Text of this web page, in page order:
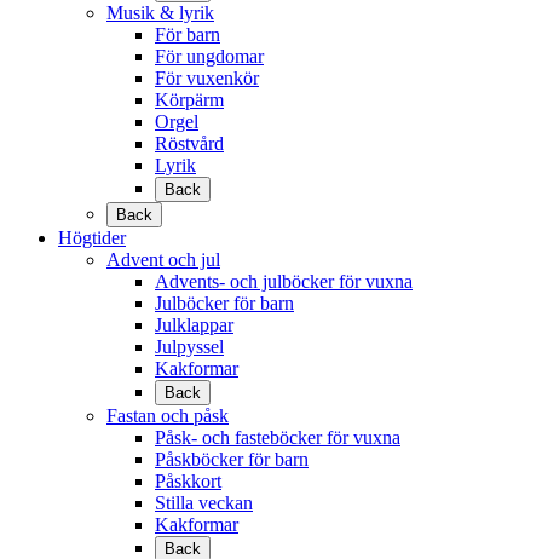
Musik & lyrik
För barn
För ungdomar
För vuxenkör
Körpärm
Orgel
Röstvård
Lyrik
Back
Back
Högtider
Advent och jul
Advents- och julböcker för vuxna
Julböcker för barn
Julklappar
Julpyssel
Kakformar
Back
Fastan och påsk
Påsk- och fasteböcker för vuxna
Påskböcker för barn
Påskkort
Stilla veckan
Kakformar
Back